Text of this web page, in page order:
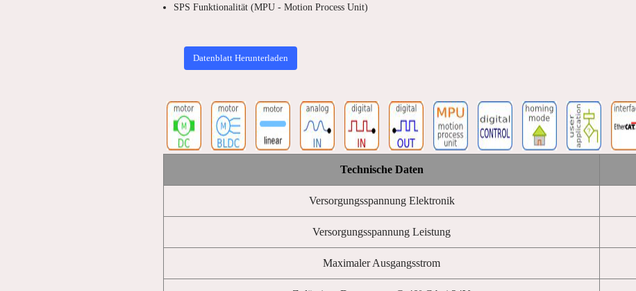
SPS Funktionalität (MPU - Motion Process Unit)
Datenblatt Herunterladen
Technische Daten
Versorgungsspannung Elektronik
Versorgungsspannung Leistung
Maximaler Ausgangsstrom